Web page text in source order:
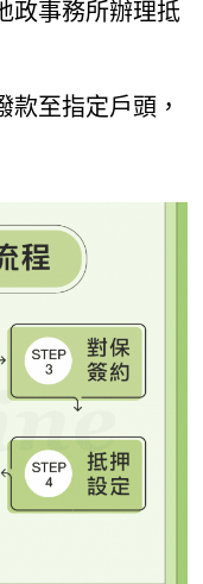
政事務所辦理抵
款至指定戶頭，